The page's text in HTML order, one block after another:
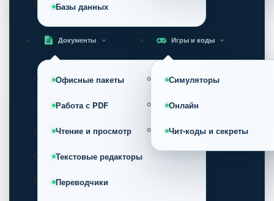
Базы данных
Документы
Офисные пакеты
Работа с PDF
Чтение и просмотр
Текстовые редакторы
Переводчики
Игры и коды
Симуляторы
Онлайн
Чит-коды и секреты